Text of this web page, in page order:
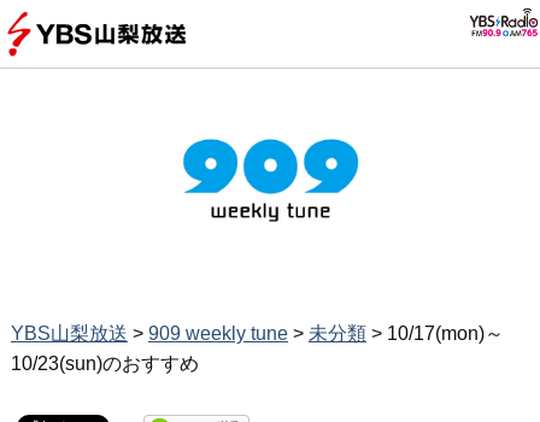
YBS山梨放送 > 909 weekly tune> 未分類> 10/17(mon)～
10/23(sun)のおすすめ